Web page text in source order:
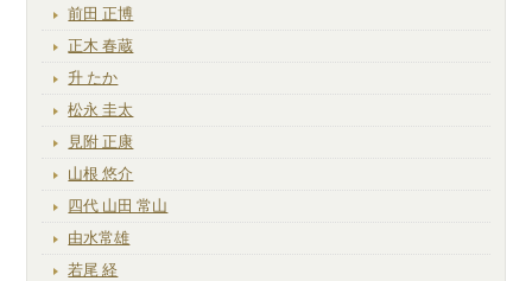
前田 正博
正木 春蔵
升 たか
松永 圭太
見附 正康
山根 悠介
四代 山田 常山
由水常雄
若尾 経